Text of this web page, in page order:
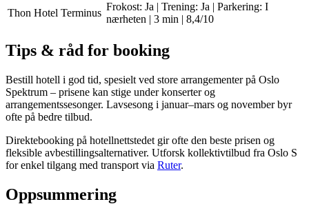
Thon Hotel Terminus
Frokost: Ja | Trening: Ja | Parkering: I
nærheten | 3 min | 8,4/10
Tips & råd for booking
Bestill hotell i god tid, spesielt ved store arrangementer på Oslo
Spektrum – prisene kan stige under konserter og
arrangementssesonger. Lavsesong i januar–mars og november byr
ofte på bedre tilbud.
Direktebooking på hotellnettstedet gir ofte den beste prisen og
fleksible avbestillingsalternativer. Utforsk kollektivtilbud fra Oslo S
for enkel tilgang med transport via Ruter.
Oppsummering